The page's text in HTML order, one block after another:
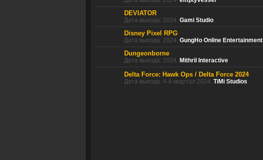
DEVIATOR
Дата выхода: 2024. Gami Studio
Disney Pixel RPG
Дата выхода: 2024. GungHo Online Entertainment
Dungeonborne
Дата выхода: 2024. Mithril Interactive
Delta Force: Hawk Ops / Delta Force 2024
Дата выхода: 4-й квартал 2024. TiMi Studios